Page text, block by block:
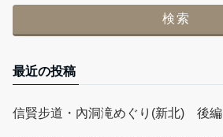
最近の投稿
信賢步道・內洞滝めぐり(新北) 後編